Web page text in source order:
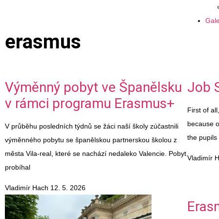
erasmus
Výměnný pobyt ve Španělsku
v rámci programu Erasmus+
V průběhu posledních týdnů se žáci naší školy zúčastnili
výměnného pobytu se španělskou partnerskou školou z
města Vila-real, které se nachází nedaleko Valencie. Pobyt
probíhal
Vladimír Hach 12. 5. 2026
Job
First of
because
the pupils
Vladimír